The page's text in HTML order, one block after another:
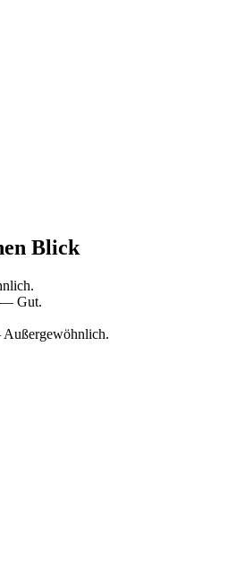
Blick
— Gut.